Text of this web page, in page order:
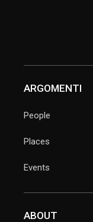
ARGOMENTI
People
Places
Events
ABOUT